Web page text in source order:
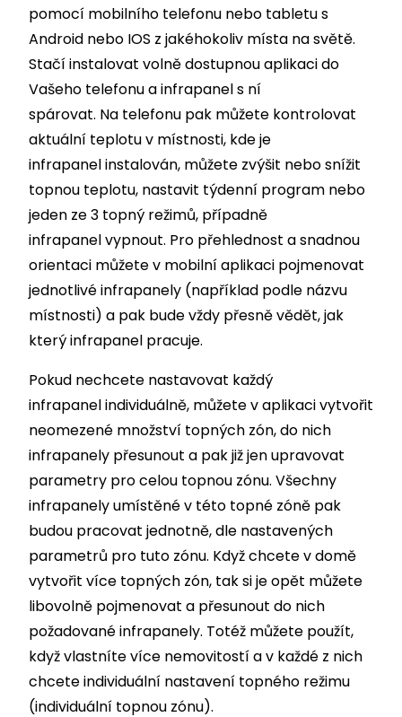
pomocí mobilního telefonu nebo tabletu s
Android nebo IOS z jakéhokoliv místa na světě.
Stačí instalovat volně dostupnou aplikaci do
Vašeho telefonu a infrapanel s ní
spárovat. Na telefonu pak můžete kontrolovat
aktuální teplotu v místnosti, kde je
infrapanel instalován, můžete zvýšit nebo snížit
topnou teplotu, nastavit týdenní program nebo
jeden ze 3 topný režimů, případně
infrapanel vypnout. Pro přehlednost a snadnou
orientaci můžete v mobilní aplikaci pojmenovat
jednotlivé infrapanely (například podle názvu
místnosti) a pak bude vždy přesně vědět, jak
který infrapanel pracuje.
Pokud nechcete nastavovat každý
infrapanel individuálně, můžete v aplikaci vytvořit
neomezené množství topných zón, do nich
infrapanely přesunout a pak již jen upravovat
parametry pro celou topnou zónu. Všechny
infrapanely umístěné v této topné zóně pak
budou pracovat jednotně, dle nastavených
parametrů pro tuto zónu. Když chcete v domě
vytvořit více topných zón, tak si je opět můžete
libovolně pojmenovat a přesunout do nich
požadované infrapanely. Totéž můžete použít,
když vlastníte více nemovitostí a v každé z nich
chcete individuální nastavení topného režimu
(individuální topnou zónu).